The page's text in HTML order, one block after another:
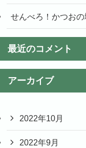
せんべろ！かつお
最近のコメント
アーカイブ
2022年10月
2022年9月